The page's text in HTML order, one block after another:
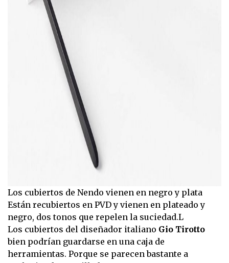
Los cubiertos de Nendo vienen en negro y plata
Están recubiertos en PVD y vienen en plateado y
negro, dos tonos que repelen la suciedad.L
Los cubiertos del diseñador italiano Gio Tirotto
bien podrían guardarse en una caja de
herramientas. Porque se parecen bastante a